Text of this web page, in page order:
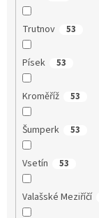
Trutnov 53
Písek 53
Kroměříž 53
Šumperk 53
Vsetín 53
Valašské Meziříčí